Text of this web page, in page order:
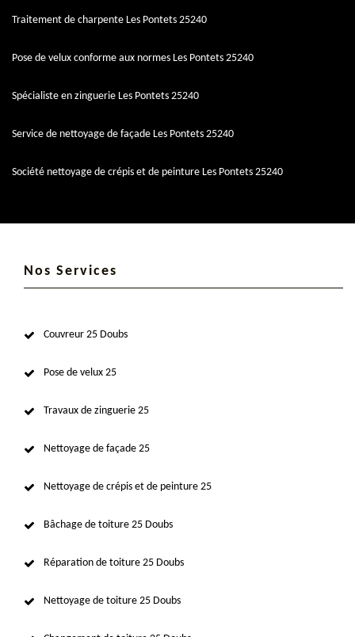
Traitement de charpente Les Pontets 25240
Pose de velux conforme aux normes Les Pontets 25240
Spécialiste en zinguerie Les Pontets 25240
Service de nettoyage de façade Les Pontets 25240
Société nettoyage de crépis et de peinture Les Pontets 25240
Nos Services
Couvreur 25 Doubs
Pose de velux 25
Travaux de zinguerie 25
Nettoyage de façade 25
Nettoyage de crépis et de peinture 25
Bâchage de toiture 25 Doubs
Réparation de toiture 25 Doubs
Nettoyage de toiture 25 Doubs